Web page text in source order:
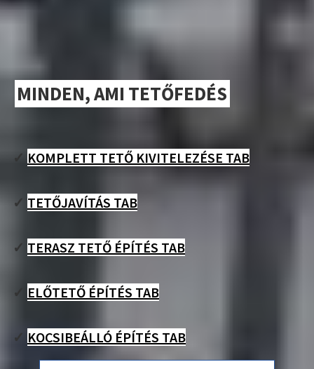
MINDEN, AMI TETŐFEDÉS
✓ KOMPLETT TETŐ KIVITELEZÉSE TAB
✓ TETŐJAVÍTÁS TAB
✓ TERASZ TETŐ ÉPÍTÉS TAB
✓ ELŐTETŐ ÉPÍTÉS TAB
✓ KOCSIBEÁLLÓ ÉPÍTÉS TAB